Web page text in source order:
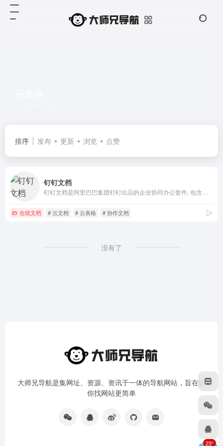
排序 发布 更新 浏览 点赞
钉钉文档
在线文档 # 云文档 # 云表格 # 协作文档
没有了
大师兄导航是集网址、资源、资讯于一体的导航网站，旨在让
你找网站更简单
23°